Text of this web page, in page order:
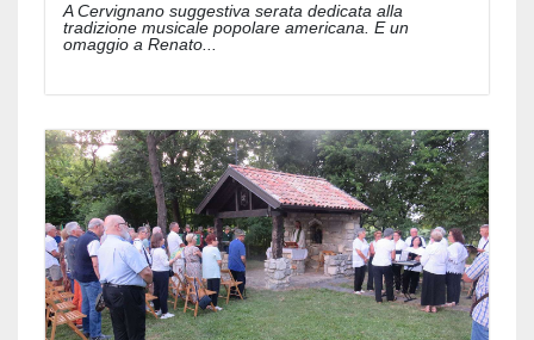
A Cervignano suggestiva serata dedicata alla
tradizione musicale popolare americana. E un
omaggio a Renato...